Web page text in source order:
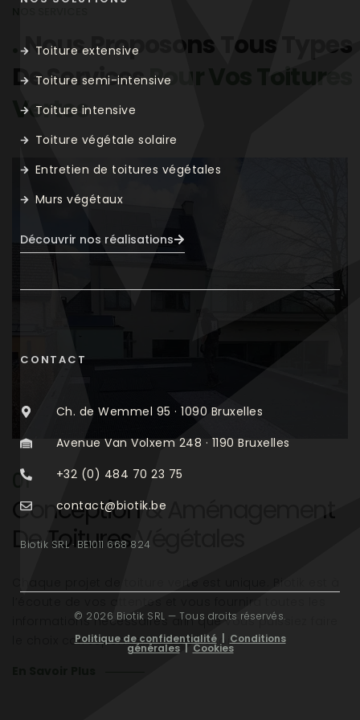
Nous Proposons Tous Types
De ServicesPour Vos Toitures
Vertes
01
Conception & Aménagement
De Toitures Végétales
informations nécessaires afin que vous puissiez faire
le choix correspondant à vos besoins.
Toiture extensive
Toiture semi-intensive
Toiture intensive
Toiture végétale solaire
Entretien de toitures végétales
Murs végétaux
Découvrir nos réalisations
CONTACT
Ch. de Wemmel 95 · 1090 Bruxelles
Avenue Van Volxem 248 · 1190 Bruxelles
+32 (0) 484 70 23 75
contact@biotik.be
Biotik SRL · BE1011 668 824
© 2026 Biotik SRL — Tous droits réservés.
Politique de confidentialité| Conditions
générales|Cookies